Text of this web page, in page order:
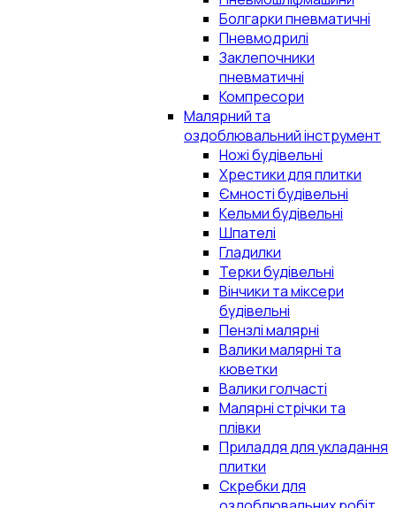
Болгарки пневматичні
Пневмодрилі
Заклепочники
пневматичні
Компресори
Малярний та
оздоблювальний інструмент
Ножі будівельні
Хрестики для плитки
Ємності будівельні
Кельми будівельні
Шпателі
Гладилки
Терки будівельні
Вінчики та міксери
будівельні
Пензлі малярні
Валики малярні та
кюветки
Валики голчасті
Малярні стрічки та
плівки
Приладдя для укладання
плитки
Скребки для